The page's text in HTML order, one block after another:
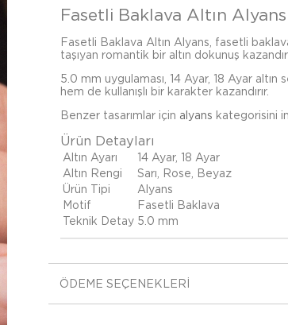
Fasetli Baklava Altın
Fasetli Baklava Altın Alyans, fasetli
taşıyan romantik bir altın dokunuş
5.0 mm uygulaması, 14 Ayar, 18 Ayar
hem de kullanışlı bir karakter kazandırır.
Benzer tasarımlar için alyans kategorisini
Ürün Detayları
Altın Ayarı
14 Ayar, 18 Ayar
Altın Rengi
Sarı, Rose, Beyaz
Ürün Tipi
Alyans
Motif
Fasetli Baklava
Teknik Detay 5.0 mm
ÖDEME SEÇENEKLERI